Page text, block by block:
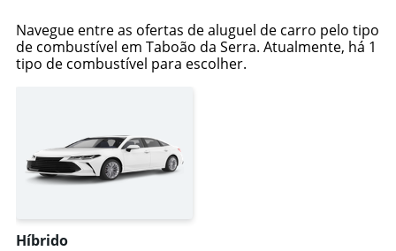
Navegue entre as ofertas de aluguel de carro pelo tipo
de combustível em Taboão da Serra. Atualmente, há 1
tipo de combustível para escolher.
Híbrido